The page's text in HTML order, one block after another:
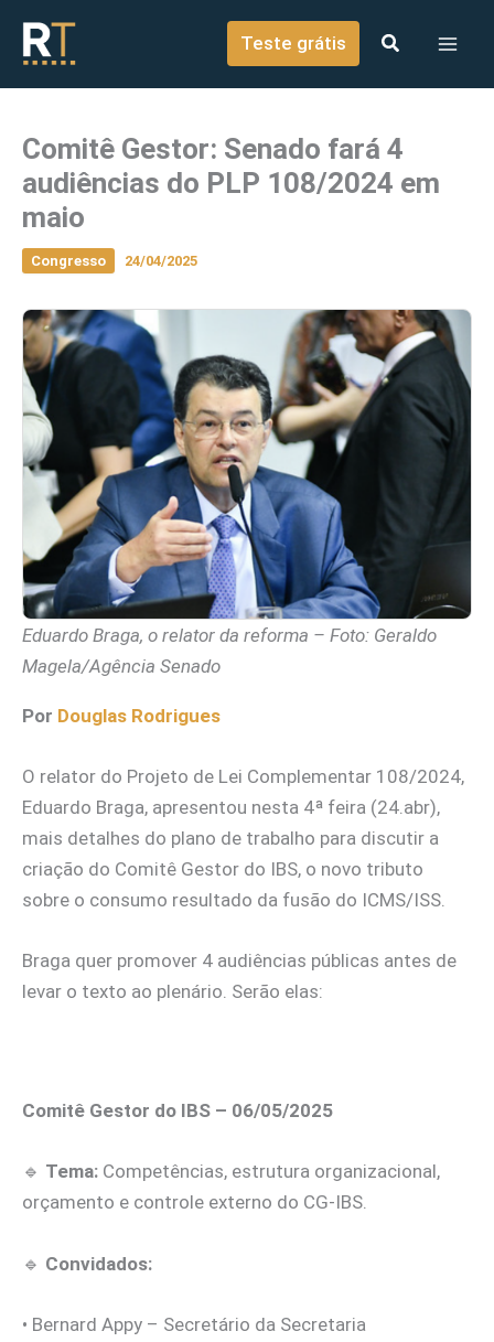
conteúdo
Teste grátis
Comitê Gestor: Senado fará 4
audiências do PLP 108/2024 em
maio
Congresso 24/04/2025
Eduardo Braga, o relator da reforma – Foto: Geraldo
Magela/Agência Senado
Por Douglas Rodrigues
O relator do Projeto de Lei Complementar 108/2024,
Eduardo Braga, apresentou nesta 4ª feira (24.abr),
mais detalhes do plano de trabalho para discutir a
criação do Comitê Gestor do IBS, o novo tributo
sobre o consumo resultado da fusão do ICMS/ISS.
Braga quer promover 4 audiências públicas antes de
levar o texto ao plenário. Serão elas:
Comitê Gestor do IBS – 06/05/2025
🔹 Tema: Competências, estrutura organizacional,
orçamento e controle externo do CG-IBS.
🔹 Convidados:
• Bernard Appy – Secretário da Secretaria